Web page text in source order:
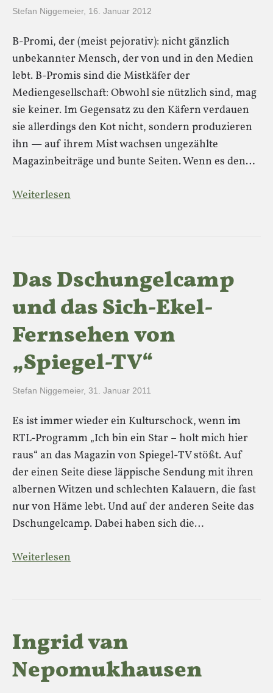
Stefan Niggemeier, 16. Januar 2012
B-Promi, der (meist pejorativ): nicht gänzlich
unbekannter Mensch, der von und in den Medien
lebt. B-Promis sind die Mistkäfer der
Mediengesellschaft: Obwohl sie nützlich sind, mag
sie keiner. Im Gegensatz zu den Käfern verdauen
sie allerdings den Kot nicht, sondern produzieren
ihn — auf ihrem Mist wachsen ungezählte
Magazinbeiträge und bunte Seiten. Wenn es den…
Weiterlesen
Das Dschungelcamp
und das Sich-Ekel-
Fernsehen von
„Spiegel-TV“
Stefan Niggemeier, 31. Januar 2011
Es ist immer wieder ein Kulturschock, wenn im
RTL-Programm „Ich bin ein Star – holt mich hier
raus“ an das Magazin von Spiegel-TV stößt. Auf
der einen Seite diese läppische Sendung mit ihren
albernen Witzen und schlechten Kalauern, die fast
nur von Häme lebt. Und auf der anderen Seite das
Dschungelcamp. Dabei haben sich die…
Weiterlesen
Ingrid van
Nepomukhausen